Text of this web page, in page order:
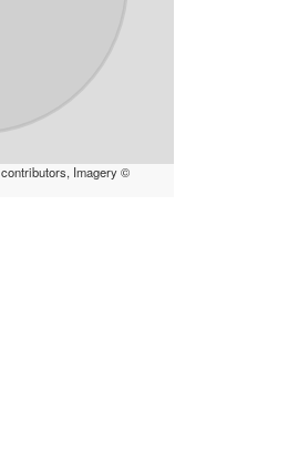
contributors, Imagery ©